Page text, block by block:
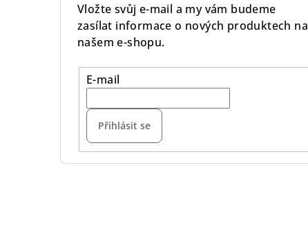
Vložte svůj e-mail a my vám budeme
zasílat informace o nových produktech na
našem e-shopu.
E-mail
Přihlásit se